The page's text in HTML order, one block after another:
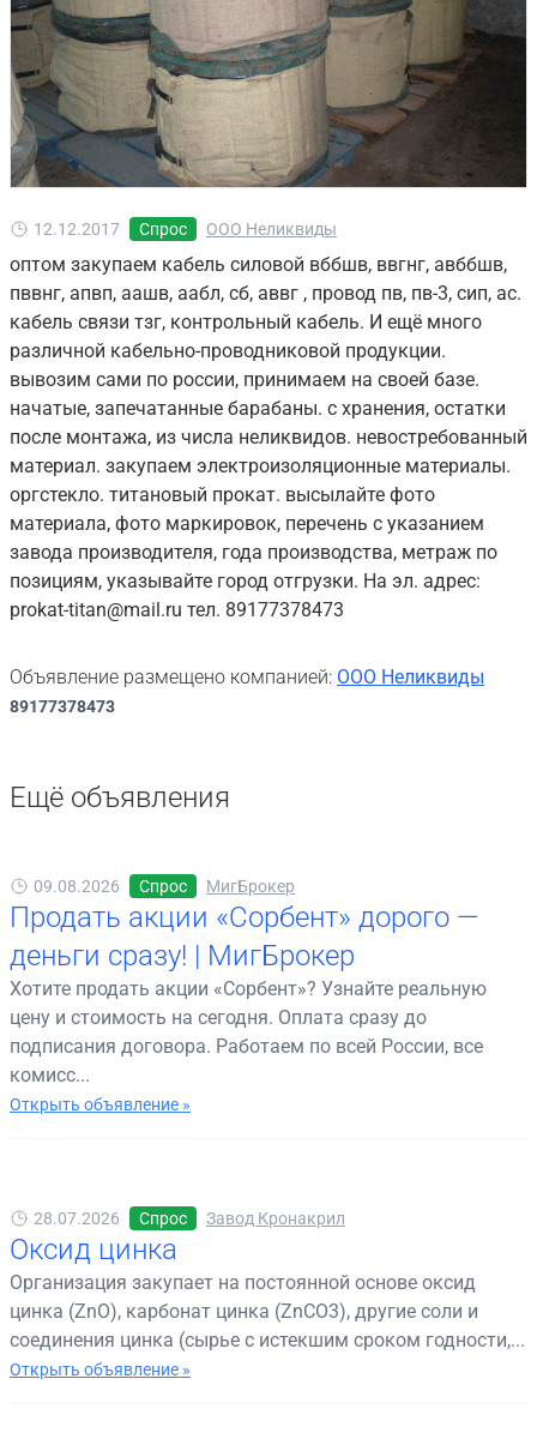
12.12.2017 Спрос ООО Неликвиды
оптом закупаем кабель силовой вббшв, ввгнг, авббшв,
пввнг, апвп, аашв, аабл, сб, аввг , провод пв, пв-3, сип, ас.
кабель связи тзг, контрольный кабель. И ещё много
различной кабельно-проводниковой продукции.
вывозим сами по россии, принимаем на своей базе.
начатые, запечатанные барабаны. с хранения, остатки
после монтажа, из числа неликвидов. невостребованный
материал. закупаем электроизоляционные материалы.
оргстекло. титановый прокат. высылайте фото
материала, фото маркировок, перечень с указанием
завода производителя, года производства, метраж по
позициям, указывайте город отгрузки. На эл. адрес:
prokat-titan@mail.ru тел. 89177378473
Объявление размещено компанией: ООО Неликвиды
89177378473
Ещё объявления
09.08.2026 Спрос МигБрокер
Продать акции «Сорбент» дорого —
деньги сразу! | МигБрокер
Хотите продать акции «Сорбент»? Узнайте реальную
цену и стоимость на сегодня. Оплата сразу до
подписания договора. Работаем по всей России, все
комисс...
Открыть объявление »
28.07.2026 Спрос Завод Кронакрил
Оксид цинка
Организация закупает на постоянной основе оксид
цинка (ZnO), карбонат цинка (ZnCO3), другие соли и
соединения цинка (сырье с истекшим сроком годности,...
Открыть объявление »